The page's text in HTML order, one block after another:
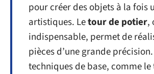
pour créer des objets à la fois
artistiques. Letour de potier,
indispensable, permet de
pièces d’une grande
techniques de base, comme